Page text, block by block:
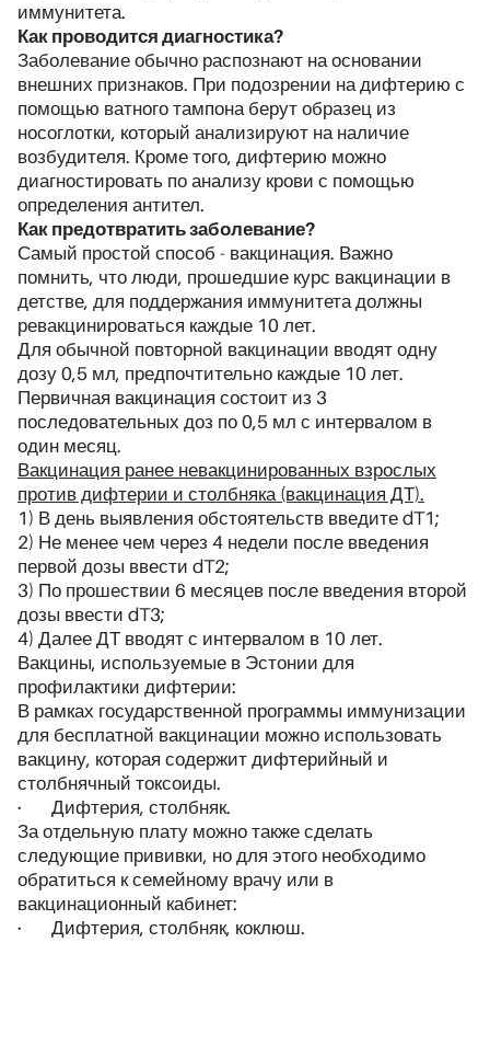
иммунитета.
Как проводится диагностика?
Заболевание обычно распознают на основании
внешних признаков. При подозрении на дифтерию с
помощью ватного тампона берут образец из
носоглотки, который анализируют на наличие
возбудителя. Кроме того, дифтерию можно
диагностировать по анализу крови с помощью
определения антител.
Как предотвратить заболевание?
Самый простой способ - вакцинация. Важно
помнить, что люди, прошедшие курс вакцинации в
детстве, для поддержания иммунитета должны
ревакцинироваться каждые 10 лет.
Для обычной повторной вакцинации вводят одну
дозу 0,5 мл, предпочтительно каждые 10 лет.
Первичная вакцинация состоит из 3
последовательных доз по 0,5 мл с интервалом в
один месяц.
Вакцинация ранее невакцинированных взрослых
против дифтерии и столбняка (вакцинация ДТ).
1) В день выявления обстоятельств введите dT1;
2) Не менее чем через 4 недели после введения
первой дозы ввести dT2;
3) По прошествии 6 месяцев после введения второй
дозы ввести dT3;
4) Далее ДТ вводят с интервалом в 10 лет.
Вакцины, используемые в Эстонии для
профилактики дифтерии:
В рамках государственной программы иммунизации
для бесплатной вакцинации можно использовать
вакцину, которая содержит дифтерийный и
столбнячный токсоиды.
· Дифтерия, столбняк.
За отдельную плату можно также сделать
следующие прививки, но для этого необходимо
обратиться к семейному врачу или в
вакцинационный кабинет:
· Дифтерия, столбняк, коклюш.